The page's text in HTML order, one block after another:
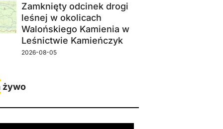
Zamknięty odcinek drogi
leśnej w okolicach
Walońskiego Kamienia w
Leśnictwie Kamieńczyk
2026-08-05
żywo